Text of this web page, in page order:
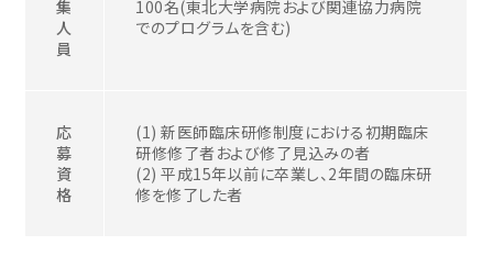
集
人
員
100名(東北大学病院および関連協力病院
でのプログラムを含む)
応
募
資
格
(1) 新医師臨床研修制度における初期臨床
研修修了者および修了見込みの者
(2) 平成15年以前に卒業し、2年間の臨床研
修を修了した者